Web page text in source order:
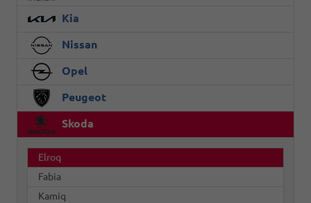
Kia
Nissan
Opel
Peugeot
Skoda
Elroq
Fabia
Kamiq